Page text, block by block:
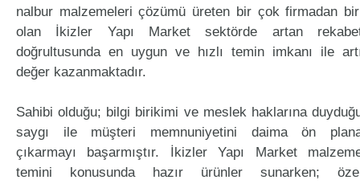
nalbur malzemeleri çözümü üreten bir çok firmadan
olan İkizler Yapı Market sektörde artan
doğrultusunda en uygun ve hızlı temin imkanı ile
değer kazanmaktadır.
Sahibi olduğu; bilgi birikimi ve meslek haklarına
saygı ile müşteri memnuniyetini daima ön
çıkarmayı başarmıştır. İkizler Yapı Market
temini konusunda hazır ürünler sunarken;